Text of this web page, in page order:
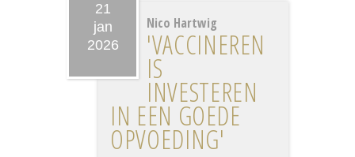
21
jan
2026
Nico Hartwig
'VACCINEREN
IS
INVESTEREN
IN EEN GOEDE
OPVOEDING'